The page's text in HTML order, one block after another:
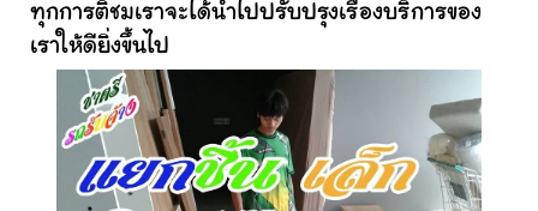
ทุกการติชมเราจะได้นำไปปรับปรุงเรื่องบริการของ
เราให้ดียิ่งขึ้นไป